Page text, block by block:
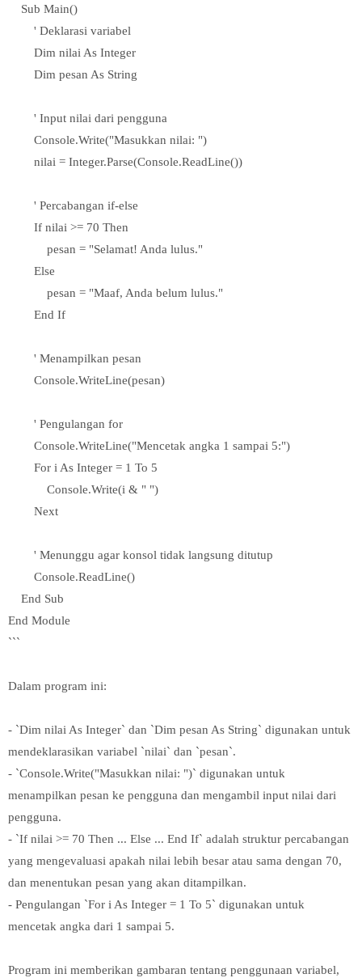
Sub Main()
' Deklarasi variabel
Dim nilai As Integer
Dim pesan As String
' Input nilai dari pengguna
Console.Write("Masukkan nilai: ")
nilai = Integer.Parse(Console.ReadLine())
' Percabangan if-else
If nilai >= 70 Then
pesan = "Selamat! Anda lulus."
Else
pesan = "Maaf, Anda belum lulus."
End If
' Menampilkan pesan
Console.WriteLine(pesan)
' Pengulangan for
Console.WriteLine("Mencetak angka 1 sampai 5:")
For i As Integer = 1 To 5
Console.Write(i & " ")
Next
' Menunggu agar konsol tidak langsung ditutup
Console.ReadLine()
End Sub
End Module
```
Dalam program ini:
- `Dim nilai As Integer` dan `Dim pesan As String` digunakan untuk
mendeklarasikan variabel `nilai` dan `pesan`.
- `Console.Write("Masukkan nilai: ")` digunakan untuk
menampilkan pesan ke pengguna dan mengambil input nilai dari
pengguna.
- `If nilai >= 70 Then ... Else ... End If` adalah struktur percabangan
yang mengevaluasi apakah nilai lebih besar atau sama dengan 70,
dan menentukan pesan yang akan ditampilkan.
- Pengulangan `For i As Integer = 1 To 5` digunakan untuk
mencetak angka dari 1 sampai 5.
Program ini memberikan gambaran tentang penggunaan variabel,